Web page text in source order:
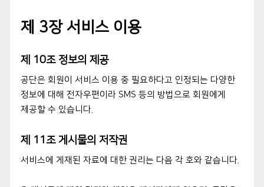
제 3장 서비스 이용
제 10조 정보의 제공
공단은 회원이 서비스 이용 중 필요하다고 인정되는 다양한
정보에 대해 전자우편이라 SMS 등의 방법으로 회원에게
제공할 수 있습니다.
제 11조 게시물의 저작권
서비스에 게재된 자료에 대한 권리는 다음 각 호와 같습니다.